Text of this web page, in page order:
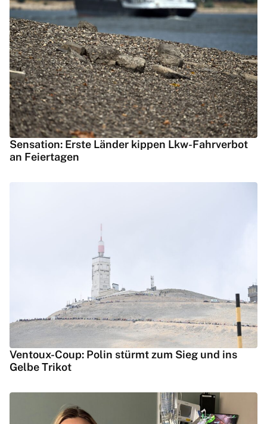
Sensation: Erste Länder kippen Lkw-Fahrverbot
an Feiertagen
Ventoux-Coup: Polin stürmt zum Sieg und ins
Gelbe Trikot